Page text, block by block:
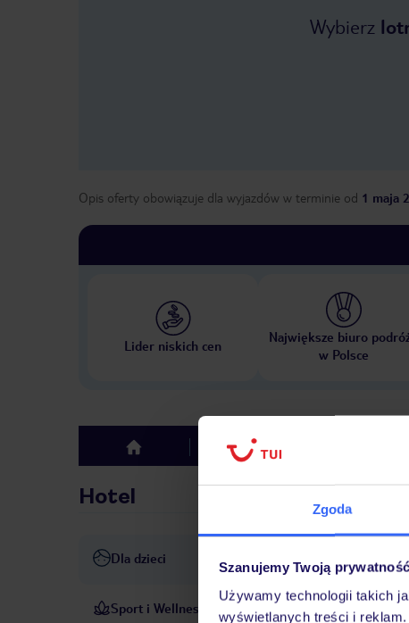
Zgoda
Szanujemy Twoją prywatność
Używamy technologii takich
wyświetlanych treści i
Wybierz
Opis oferty obowiązuje dla wyjazdów w terminie od 1 maja
Lider niskich cen
Największe biuro
w Polsce
top Hotel
Hotel
Dla dzieci basen dla dzieci opieka nad
Sport i Wellness
Oprócz krytych i odkrytych